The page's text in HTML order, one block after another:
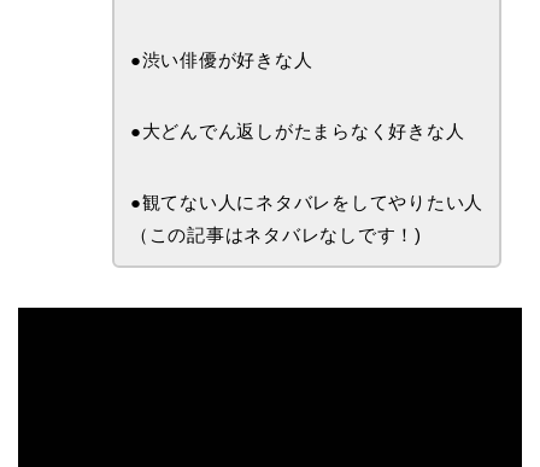
●渋い俳優が好きな人
●大どんでん返しがたまらなく好きな人
●観てない人にネタバレをしてやりたい人
（この記事はネタバレなしです！)